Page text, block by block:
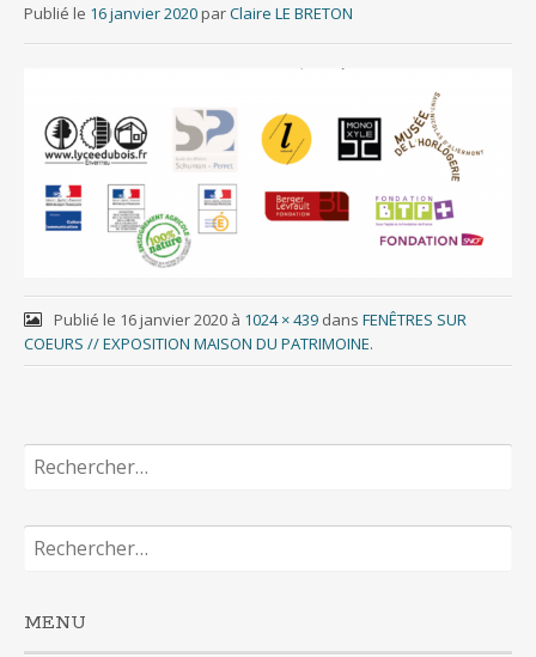
Publié le 16 janvier 2020 parClaire LE BRETON
Publié le 16 janvier 2020à 1024 × 439dans FENÊTRES SUR
COEURS // EXPOSITION MAISON DU PATRIMOINE.
Rechercher :
Rechercher :
MENU